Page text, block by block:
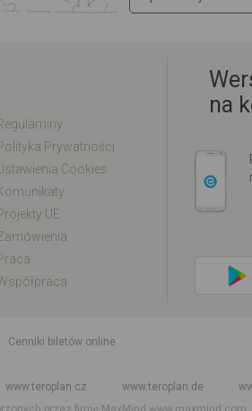
Prywatności
Cookies
UE
na
Cenniki biletów online
www.teroplan.cz www.teroplan.de